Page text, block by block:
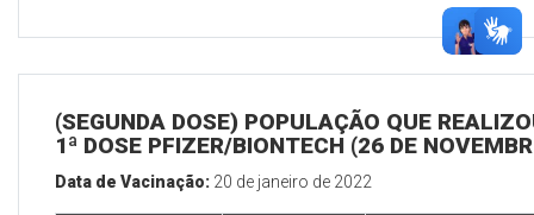
(SEGUNDA DOSE) POPULAÇÃO QUE
1ª DOSE PFIZER/BIONTECH (26 DE
Data de Vacinação: 20 de janeiro de 2022